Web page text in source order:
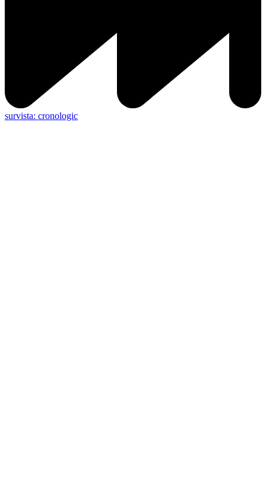
survista: cronologic